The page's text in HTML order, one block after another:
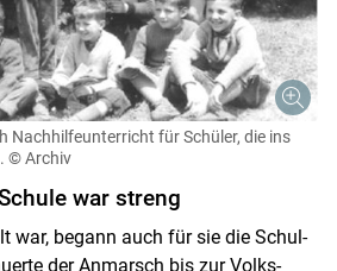
to main content
Nachhilfeunterricht für Schüler, die ins
© Archiv
war streng
war, begann auch für sie die Schul­
der An­marsch bis zur Volks­